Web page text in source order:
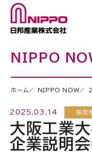
NIPPO
ホーム NIPPO NOW
2025.03.14 採用
大阪工業
企業説明